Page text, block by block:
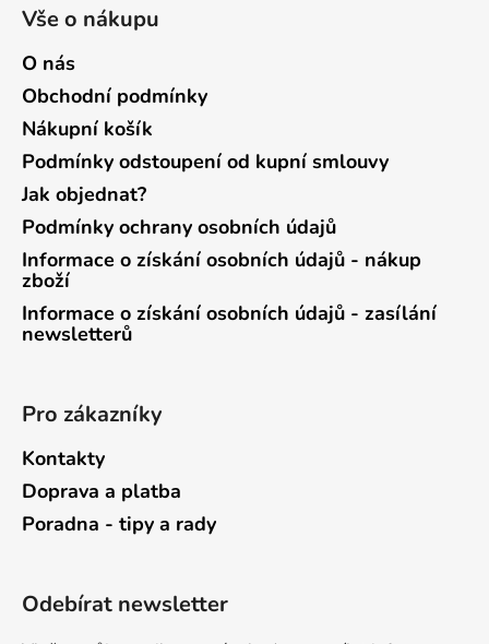
Vše o nákupu
O nás
Obchodní podmínky
Nákupní košík
Podmínky odstoupení od kupní smlouvy
Jak objednat?
Podmínky ochrany osobních údajů
Informace o získání osobních údajů - nákup
zboží
Informace o získání osobních údajů - zasílání
newsletterů
Pro zákazníky
Kontakty
Doprava a platba
Poradna - tipy a rady
Odebírat newsletter